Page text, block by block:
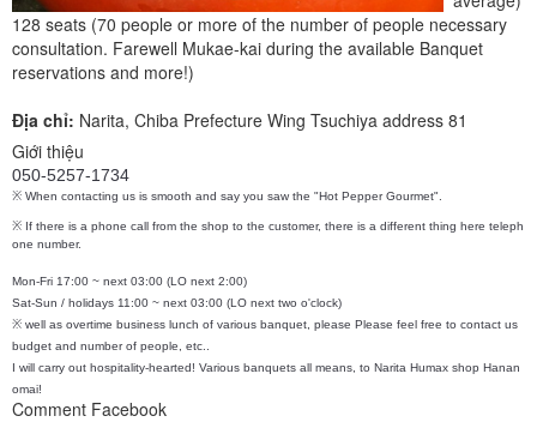
128 seats (70 people or more of the number of people necessary
consultation. Farewell Mukae-kai during the available Banquet
reservations and more!)
Địa chỉ: Narita, Chiba Prefecture Wing Tsuchiya address 81
Giới thiệu
050-5257-1734
※ When contacting us is smooth and say you saw the "Hot Pepper Gourmet".
※ If there is a phone call from the shop to the customer, there is a different thing here teleph
one number.
Mon-Fri 17:00 ~ next 03:00 (LO next 2:00)
Sat-Sun / holidays 11:00 ~ next 03:00 (LO next two o'clock)
※ well as overtime business lunch of various banquet, please Please feel free to contact us
budget and number of people, etc..
I will carry out hospitality-hearted! Various banquets all means, to Narita Humax shop Hanan
omai!
Comment Facebook